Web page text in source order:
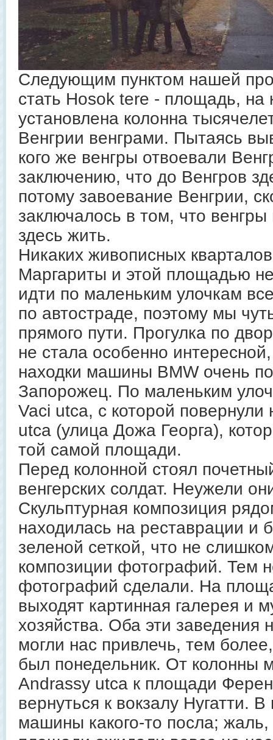
Следующим пунктом нашей
стать Hosok tere - площадь, на
установлена колонна
Венгрии венграми. Пытаясь
кого же венгры отвоевали
заключению, что до Венгров
потому завоевание Венгрии,
заключалось в том, что
здесь жить.
Никаких живописных
Маргариты и этой площадью
идти по маленьким улочкам
по автостраде, поэтому мы
прямого пути. Прогулка по
не стала особенно
находки машины BMW очень
Запорожец. По маленьким
Vaci utca, с которой повернули
utca (улица Дожа Георга),
той самой площади.
Перед колонной стоял
венгерских солдат. Неужели
Скульптурная композиция
находилась на реставрации и
зеленой сеткой, что не
композиции фотографий. Тем
фотографий сделали. На
выходят картинная галерея и
хозяйства. Оба эти заведения
могли нас привлечь, тем
был понедельник. От колонны
Andrassy utca к площади
вернуться к вокзалу Нугатти.
машины какого-то посла;